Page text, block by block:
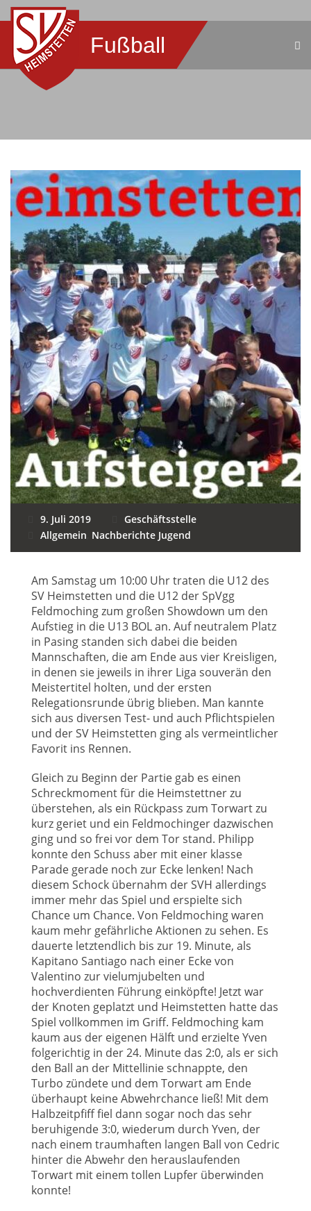
Fußball
9. Juli 2019
Geschäftsstelle
Allgemein Nachberichte Jugend
Am Samstag um 10:00 Uhr traten die U12 des
SV Heimstetten und die U12 der SpVgg
Feldmoching zum großen Showdown um den
Aufstieg in die U13 BOL an. Auf neutralem Platz
in Pasing standen sich dabei die beiden
Mannschaften, die am Ende aus vier Kreisligen,
in denen sie jeweils in ihrer Liga souverän den
Meistertitel holten, und der ersten
Relegationsrunde übrig blieben. Man kannte
sich aus diversen Test- und auch Pflichtspielen
und der SV Heimstetten ging als vermeintlicher
Favorit ins Rennen.
Gleich zu Beginn der Partie gab es einen
Schreckmoment für die Heimstettner zu
überstehen, als ein Rückpass zum Torwart zu
kurz geriet und ein Feldmochinger dazwischen
ging und so frei vor dem Tor stand. Philipp
konnte den Schuss aber mit einer klasse
Parade gerade noch zur Ecke lenken! Nach
diesem Schock übernahm der SVH allerdings
immer mehr das Spiel und erspielte sich
Chance um Chance. Von Feldmoching waren
kaum mehr gefährliche Aktionen zu sehen. Es
dauerte letztendlich bis zur 19. Minute, als
Kapitano Santiago nach einer Ecke von
Valentino zur vielumjubelten und
hochverdienten Führung einköpfte! Jetzt war
der Knoten geplatzt und Heimstetten hatte das
Spiel vollkommen im Griff. Feldmoching kam
kaum aus der eigenen Hälft und erzielte Yven
folgerichtig in der 24. Minute das 2:0, als er sich
den Ball an der Mittellinie schnappte, den
Turbo zündete und dem Torwart am Ende
überhaupt keine Abwehrchance ließ! Mit dem
Halbzeitpfiff fiel dann sogar noch das sehr
beruhigende 3:0, wiederum durch Yven, der
nach einem traumhaften langen Ball von Cedric
hinter die Abwehr den herauslaufenden
Torwart mit einem tollen Lupfer überwinden
konnte!